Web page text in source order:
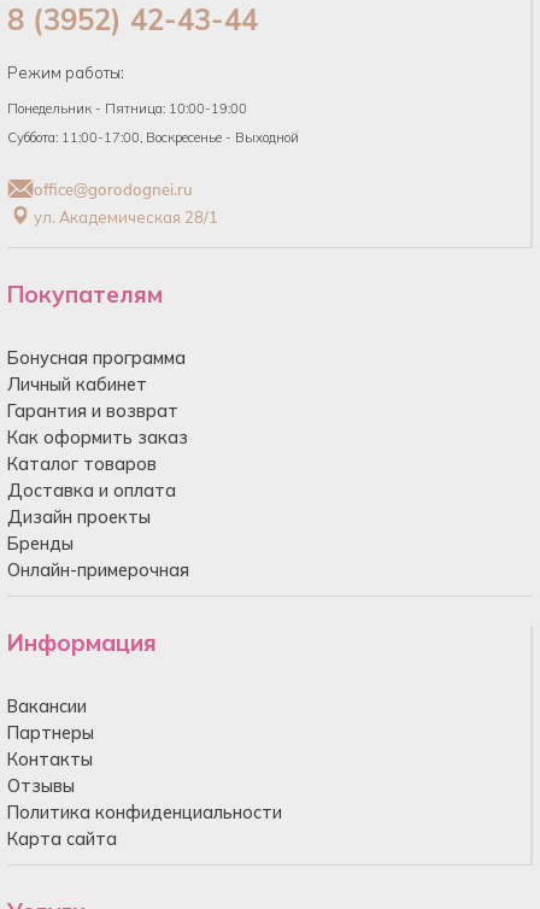
8 (3952) 42-43-44
Режим работы:
Понедельник - Пятница: 10:00-19:00
Суббота: 11:00-17:00, Воскресенье - Выходной
office@gorodognei.ru
ул. Академическая 28/1
Покупателям
Бонусная программа
Личный кабинет
Гарантия и возврат
Как оформить заказ
Каталог товаров
Доставка и оплата
Дизайн проекты
Бренды
Онлайн-примерочная
Информация
Вакансии
Партнеры
Контакты
Отзывы
Политика конфиденциальности
Карта сайта